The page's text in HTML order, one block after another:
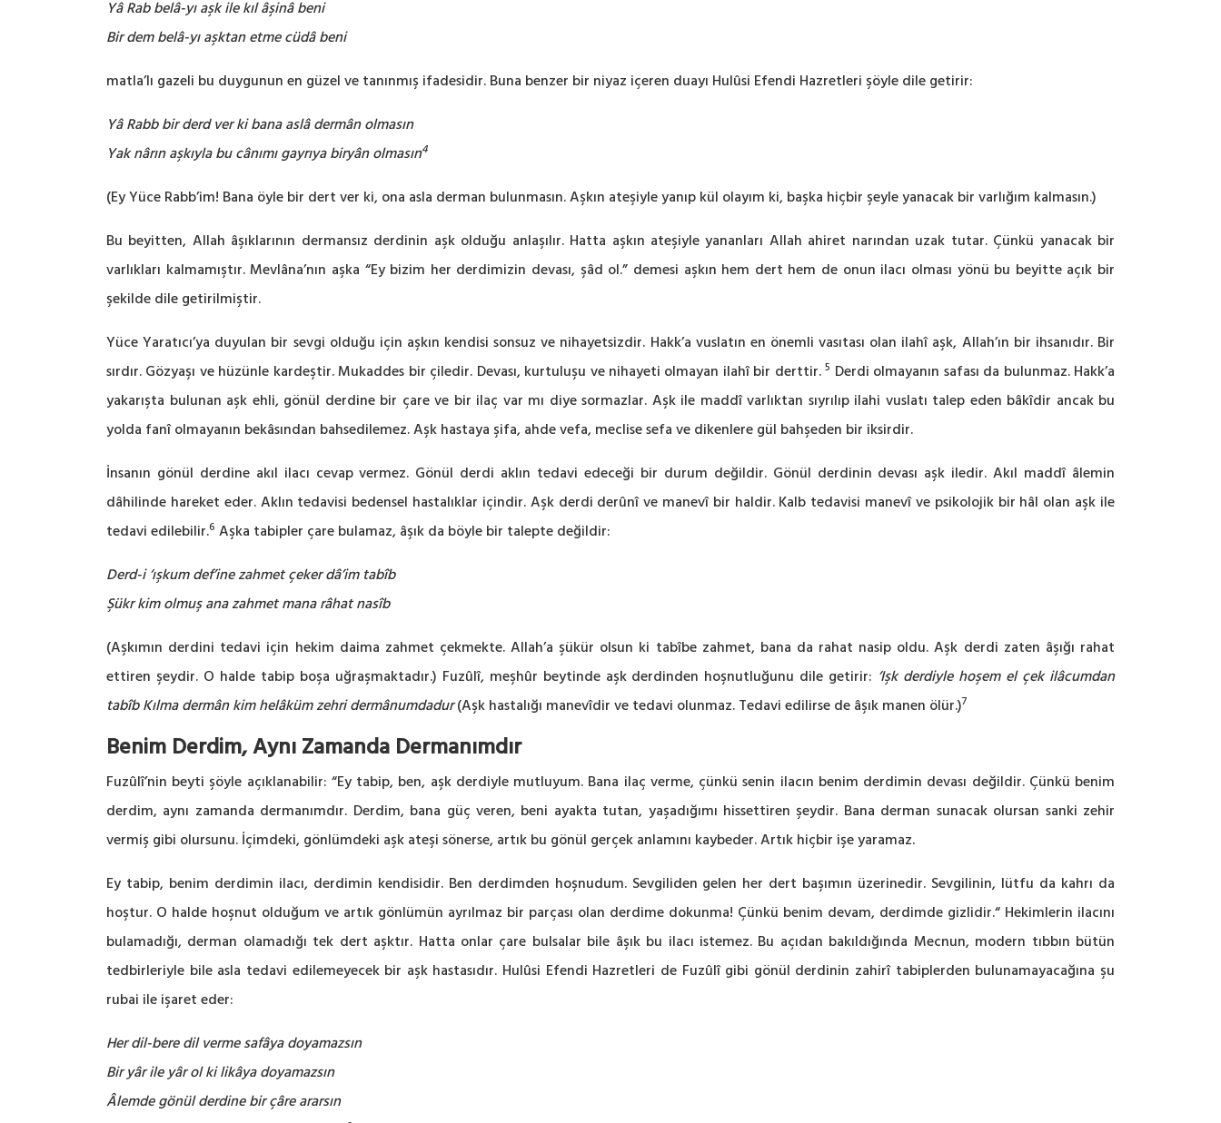
Yâ Rab belâ-yı aşk ile kıl âşinâ beni
Bir dem belâ-yı aşktan etme cüdâ beni
matla’lı gazeli bu duygunun en güzel ve tanınmış ifadesidir. Buna benzer bir niyaz içeren duayı Hulûsi Efendi Hazretleri şöyle dile getirir:
Yâ Rabb bir derd ver ki bana aslâ dermân olmasın
Yak nârın aşkıyla bu cânımı gayrıya biryân olmasın4
(Ey Yüce Rabb’im! Bana öyle bir dert ver ki, ona asla derman bulunmasın. Aşkın ateşiyle yanıp kül olayım ki, başka hiçbir şeyle yanacak bir varlığım kalmasın.)
Bu beyitten, Allah âşıklarının dermansız derdinin aşk olduğu anlaşılır. Hatta aşkın ateşiyle yananları Allah ahiret narından uzak tutar. Çünkü yanacak bir
varlıkları kalmamıştır. Mevlâna’nın aşka “Ey bizim her derdimizin devası, şâd ol.” demesi aşkın hem dert hem de onun ilacı olması yönü bu beyitte açık bir
şekilde dile getirilmiştir.
Yüce Yaratıcı’ya duyulan bir sevgi olduğu için aşkın kendisi sonsuz ve nihayetsizdir. Hakk’a vuslatın en önemli vasıtası olan ilahî aşk, Allah’ın bir ihsanıdır. Bir
sırdır. Gözyaşı ve hüzünle kardeştir. Mukaddes bir çiledir. Devası, kurtuluşu ve nihayeti olmayan ilahî bir derttir.5 Derdi olmayanın safası da bulunmaz. Hakk’a
yakarışta bulunan aşk ehli, gönül derdine bir çare ve bir ilaç var mı diye sormazlar. Aşk ile maddî varlıktan sıyrılıp ilahi vuslatı talep eden bâkîdir ancak bu
yolda fanî olmayanın bekâsından bahsedilemez. Aşk hastaya şifa, ahde vefa, meclise sefa ve dikenlere gül bahşeden bir iksirdir.
İnsanın gönül derdine akıl ilacı cevap vermez. Gönül derdi aklın tedavi edeceği bir durum değildir. Gönül derdinin devası aşk iledir. Akıl maddî âlemin
dâhilinde hareket eder. Aklın tedavisi bedensel hastalıklar içindir. Aşk derdi derûnî ve manevî bir haldir. Kalb tedavisi manevî ve psikolojik bir hâl olan aşk ile
tedavi edilebilir.6 Aşka tabipler çare bulamaz, âşık da böyle bir talepte değildir:
Derd-i ‘ışkum def’ine zahmet çeker dâ’im tabîb
Şükr kim olmuş ana zahmet mana râhat nasîb
(Aşkımın derdini tedavi için hekim daima zahmet çekmekte. Allah’a şükür olsun ki tabîbe zahmet, bana da rahat nasip oldu. Aşk derdi zaten âşığı rahat
ettiren şeydir. O halde tabip boşa uğraşmaktadır.) Fuzûlî, meşhûr beytinde aşk derdinden hoşnutluğunu dile getirir: ‘Işk derdiyle hoşem el çek ilâcumdan
tabîb Kılma dermân kim helâküm zehri dermânumdadur(Aşk hastalığı manevîdir ve tedavi olunmaz. Tedavi edilirse de âşık manen ölür.)7
Benim Derdim, Aynı Zamanda Dermanımdır
Fuzûlî’nin beyti şöyle açıklanabilir: “Ey tabip, ben, aşk derdiyle mutluyum. Bana ilaç verme, çünkü senin ilacın benim derdimin devası değildir. Çünkü benim
derdim, aynı zamanda dermanımdır. Derdim, bana güç veren, beni ayakta tutan, yaşadığımı hissettiren şeydir. Bana derman sunacak olursan sanki zehir
vermiş gibi olursunu. İçimdeki, gönlümdeki aşk ateşi sönerse, artık bu gönül gerçek anlamını kaybeder. Artık hiçbir işe yaramaz.
Ey tabip, benim derdimin ilacı, derdimin kendisidir. Ben derdimden hoşnudum. Sevgiliden gelen her dert başımın üzerinedir. Sevgilinin, lütfu da kahrı da
hoştur. O halde hoşnut olduğum ve artık gönlümün ayrılmaz bir parçası olan derdime dokunma! Çünkü benim devam, derdimde gizlidir.“ Hekimlerin ilacını
bulamadığı, derman olamadığı tek dert aşktır. Hatta onlar çare bulsalar bile âşık bu ilacı istemez. Bu açıdan bakıldığında Mecnun, modern tıbbın bütün
tedbirleriyle bile asla tedavi edilemeyecek bir aşk hastasıdır. Hulûsi Efendi Hazretleri de Fuzûlî gibi gönül derdinin zahirî tabiplerden bulunamayacağına şu
rubai ile işaret eder:
Her dil-bere dil verme safâya doyamazsın
Bir yâr ile yâr ol ki likâya doyamazsın
Âlemde gönül derdine bir çâre ararsın